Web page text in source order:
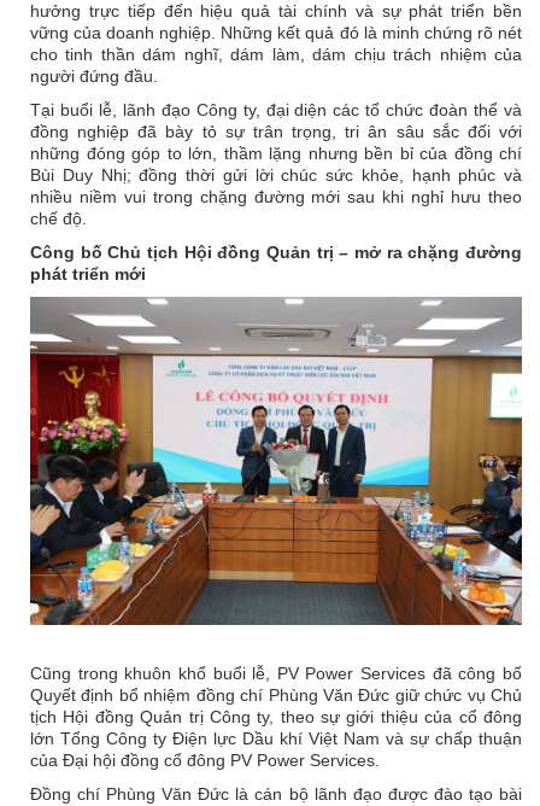
hưởng trực tiếp đến hiệu quả tài chính và sự phát triển bền
vững của doanh nghiệp. Những kết quả đó là minh chứng rõ nét
cho tinh thần dám nghĩ, dám làm, dám chịu trách nhiệm của
người đứng đầu.
Tại buổi lễ, lãnh đạo Công ty, đại diện các tổ chức đoàn thể và
đồng nghiệp đã bày tỏ sự trân trọng, tri ân sâu sắc đối với
những đóng góp to lớn, thầm lặng nhưng bền bỉ của đồng chí
Bùi Duy Nhị; đồng thời gửi lời chúc sức khỏe, hạnh phúc và
nhiều niềm vui trong chặng đường mới sau khi nghỉ hưu theo
chế độ.
Công bố Chủ tịch Hội đồng Quản trị – mở ra chặng đường
phát triển mới
Cũng trong khuôn khổ buổi lễ, PV Power Services đã công bố
Quyết định bổ nhiệm đồng chí Phùng Văn Đức giữ chức vụ Chủ
tịch Hội đồng Quản trị Công ty, theo sự giới thiệu của cổ đông
lớn Tổng Công ty Điện lực Dầu khí Việt Nam và sự chấp thuận
của Đại hội đồng cổ đông PV Power Services.
Đồng chí Phùng Văn Đức là cán bộ lãnh đạo được đào tạo bài